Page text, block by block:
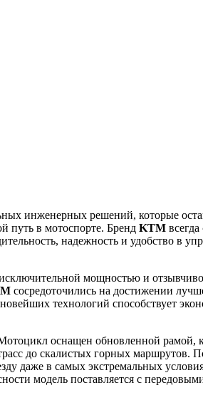
инженерных решений, которые
путь в мотоспорте. Бренд KTM
надежность и удобство в
мощностью и
сосредоточились на достижении
технологий способствует
оснащен обновленной рамой,
до скалистых горных маршрутов.
даже в самых экстремальных
модель поставляется с